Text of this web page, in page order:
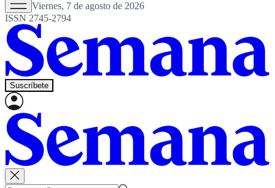
Viernes, 7 de agosto de 2026
ISSN 2745-2794
Suscríbete